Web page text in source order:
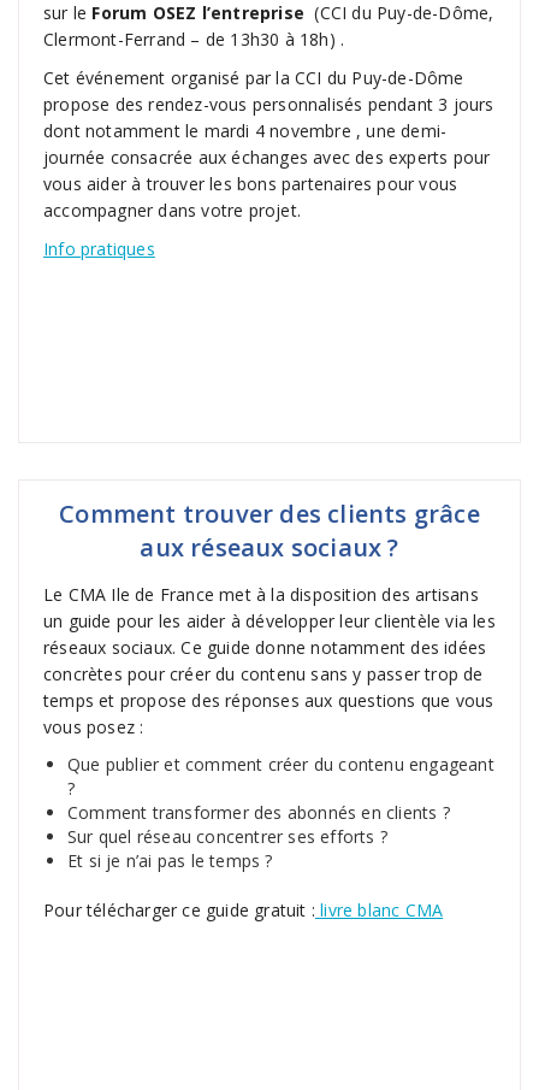
sur le Forum OSEZ l’entreprise (CCI du Puy-de-Dôme,
Clermont-Ferrand – de 13h30 à 18h) .
Cet événement organisé par la CCI du Puy-de-Dôme
propose des rendez-vous personnalisés pendant 3 jours
dont notamment le mardi 4 novembre , une demi-
journée consacrée aux échanges avec des experts pour
vous aider à trouver les bons partenaires pour vous
accompagner dans votre projet.
Info pratiques
Comment trouver des clients grâce
aux réseaux sociaux ?
Le CMA Ile de France met à la disposition des artisans
un guide pour les aider à développer leur clientèle via les
réseaux sociaux. Ce guide donne notamment des idées
concrètes pour créer du contenu sans y passer trop de
temps et propose des réponses aux questions que vous
vous posez :
Que publier et comment créer du contenu engageant
?
Comment transformer des abonnés en clients ?
Sur quel réseau concentrer ses efforts ?
Et si je n’ai pas le temps ?
Pour télécharger ce guide gratuit : livre blanc CMA